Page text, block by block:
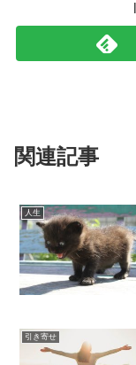
関連記事
人生
引き寄せ